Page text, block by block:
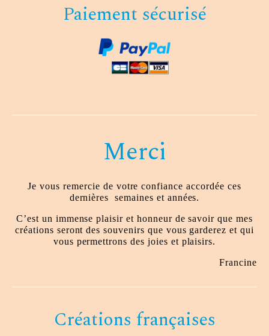
Paiement sécurisé
Merci
Je vous remercie de votre confiance accordée ces
dernières semaines et années.
C’est un immense plaisir et honneur de savoir que mes
créations seront des souvenirs que vous garderez et qui
vous permettrons des joies et plaisirs.
Francine
Créations françaises